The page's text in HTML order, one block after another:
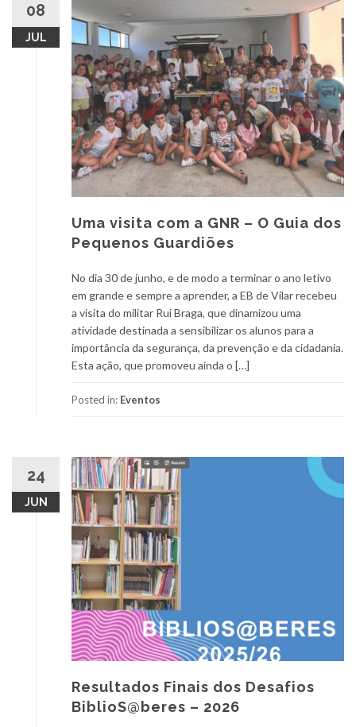
08
JUL
Uma visita com a GNR – O Guia dos
Pequenos Guardiões
No dia 30 de junho, e de modo a terminar o ano letivo
em grande e sempre a aprender, a EB de Vilar recebeu
a visita do militar Rui Braga, que dinamizou uma
atividade destinada a sensibilizar os alunos para a
importância da segurança, da prevenção e da cidadania.
Esta ação, que promoveu ainda o […]
Posted in: Eventos
24
JUN
Resultados Finais dos Desafios
BiblioS@beres – 2026